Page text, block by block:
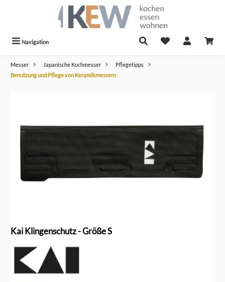
Navigation
Messer Japanische Kochmesser
Pflegetipps
Benutzung und Pflege von Keramikmessern
Kai Klingenschutz - Größe S